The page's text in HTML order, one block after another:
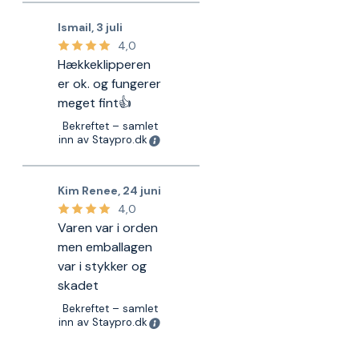
Ismail 3 juli
4,0
Hækkeklipperen
er ok. og fungerer
meget fint👍
Bekreftet – samlet
inn av Staypro.dk
Kim Renee 24 juni
4,0
Varen var i orden
men emballagen
var i stykker og
skadet
Bekreftet – samlet
inn av Staypro.dk